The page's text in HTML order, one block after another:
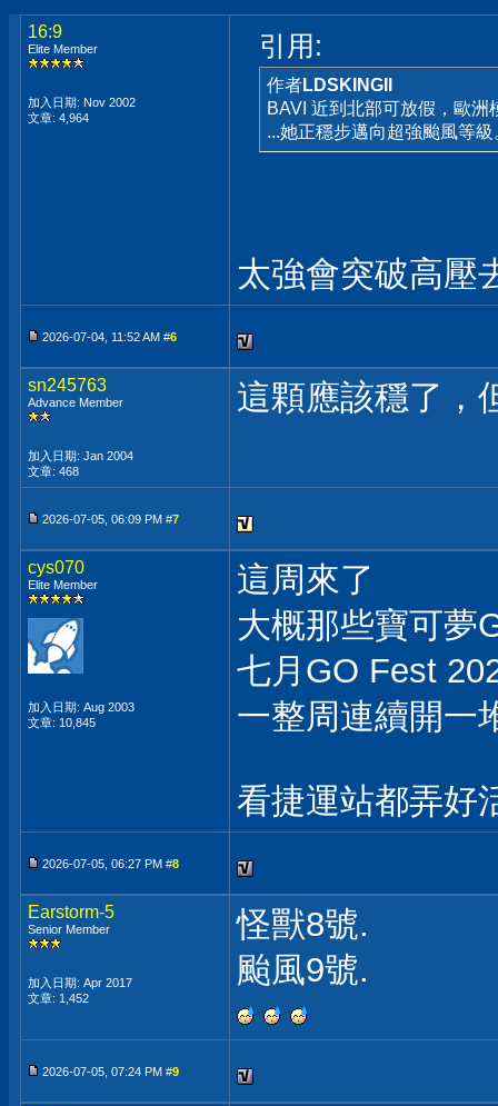
16:9
Elite Member
加入日期: Nov 2002
文章: 4,964
引用:
作者LDSKINGII
BAVI 近到北部可放假，歐
...她正穩步邁向超強颱風等級
太強會突破高壓
2026-07-04, 11:52 AM #6
sn245763
Advance Member
加入日期: Jan 2004
文章: 468
這顆應該穩了，
2026-07-05, 06:09 PM #7
cys070
Elite Member
加入日期: Aug 2003
文章: 10,845
這周來了
大概那些寶可夢
七月GO Fest
一整周連續開一
看捷運站都弄好
2026-07-05, 06:27 PM #8
Earstorm-5
Senior Member
加入日期: Apr 2017
文章: 1,452
怪獸8號.
颱風9號.
2026-07-05, 07:24 PM #9